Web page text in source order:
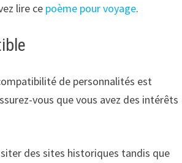
lire ce poème pour voyage.
de personnalités est
vous que vous avez des intérêts
des sites historiques tandis que